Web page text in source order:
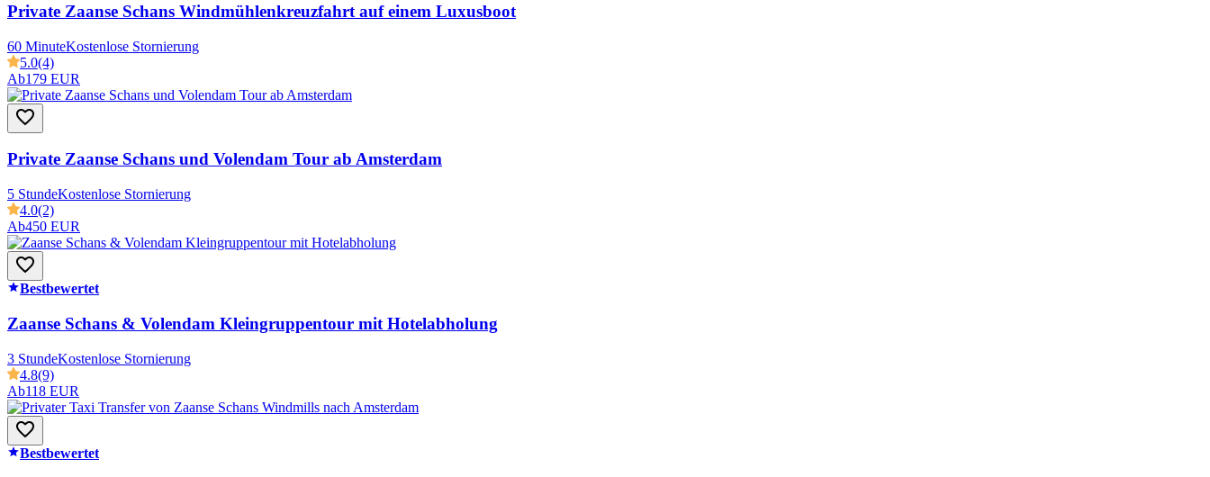
Private Zaanse Schans Windmühlenkreuzfahrt auf einem Luxusboot
60 MinuteKostenlose Stornierung
5.0(4)
Ab179 EUR
Private Zaanse Schans und Volendam Tour ab Amsterdam
5 StundeKostenlose Stornierung
4.0(2)
Ab450 EUR
Bestbewertet
Zaanse Schans & Volendam Kleingruppentour mit Hotelabholung
3 StundeKostenlose Stornierung
4.8(9)
Ab118 EUR
Bestbewertet